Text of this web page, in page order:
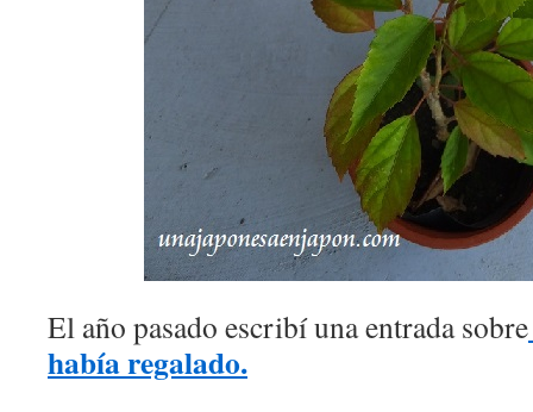
El año pasado escribí una entrada sobre
había regalado.